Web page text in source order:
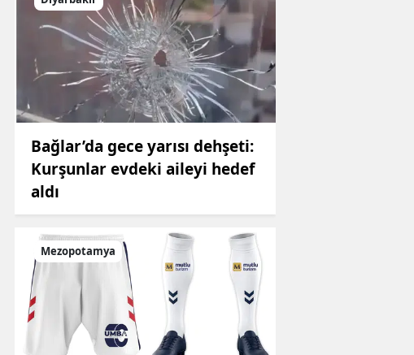
Bağlar’da gece yarısı dehşeti:
Kurşunlar evdeki aileyi hedef
aldı
Mezopotamya